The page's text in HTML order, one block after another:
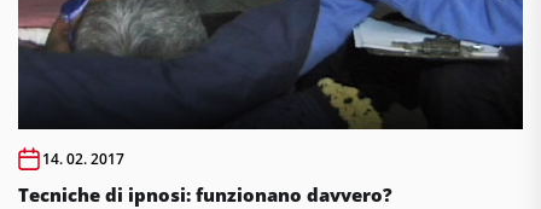
14. 02. 2017
Tecniche di ipnosi: funzionano davvero?